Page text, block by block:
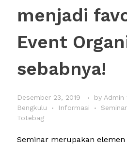
menjadi
Event
sebabnya!
Desember 23, 2019 by Admin
Bengkulu
Informasi
Totebag
Seminar merupakan elemen